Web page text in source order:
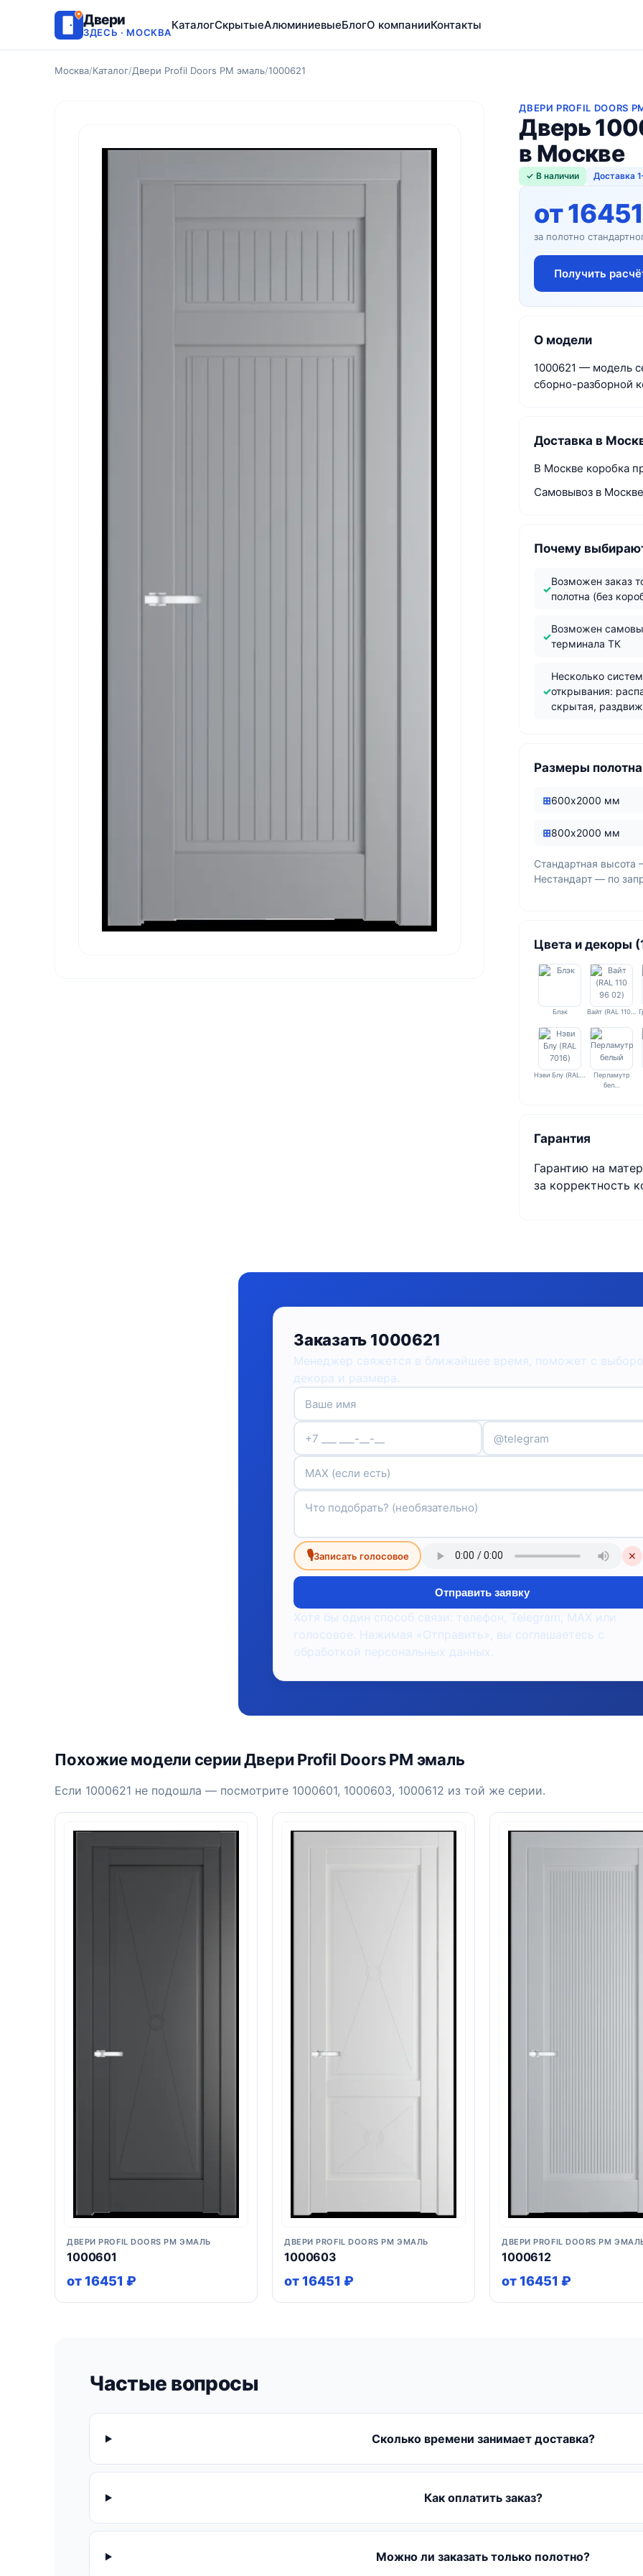
Двери
ЗДЕСЬ · МОСКВА
КаталогСкрытыеАлюминиевыеБлогО компанииКонтакты
Москва/Каталог/Двери Profil Doors PM эмаль/1000621
ДВЕРИ PROFIL DOORS
Дверь
в Москве
✓ В наличии Доставка
от
за полотно
Получить
О модели
1000621 — модель
сборно-разборной
Доставка в
В Москве коробка
Самовывоз в
Почему
Возможен заказ
полотна (без
Возможен
терминала ТК
Несколько систем
открывания:
скрытая,
Размеры полотна
600х2000 мм
800х2000 мм
Стандартная
Нестандарт — по
Цвета и декоры
Блэк Вайт (RAL 110…
Нэви Блу (RAL…
Перламутр
бел…
Гарантия
Гарантию на
за корректность
Заказать 1000621
Менеджер свяжется в ближайшее время, поможет с
декора и размера.
🎙Записать голосовое ✕
Отправить заявку
Хотя бы один способ связи: телефон, Telegram, MAX или
голосовое. Нажимая «Отправить», вы соглашаетесь с
обработкой персональных данных.
Похожие модели серии Двери Profil Doors PM эмаль
Если 1000621 не подошла — посмотрите 1000601, 1000603, 1000612 из той же серии.
ДВЕРИ PROFIL DOORS PM ЭМАЛЬ
1000601
от 16451 ₽
ДВЕРИ PROFIL DOORS PM ЭМАЛЬ
1000603
от 16451 ₽
ДВЕРИ PROFIL DOORS PM
1000612
от 16451 ₽
Частые вопросы
Сколько времени занимает доставка?
Как оплатить заказ?
Можно ли заказать только полотно?